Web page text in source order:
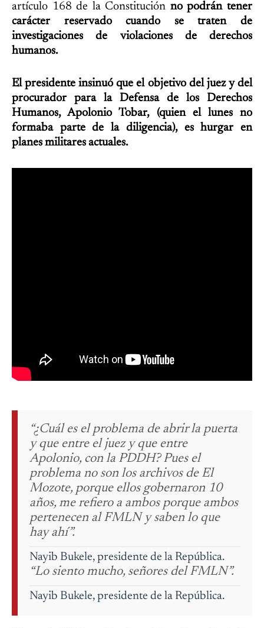
artículo 168 de la Constitución no podrán tener
carácter reservado cuando se traten de
investigaciones de violaciones de derechos
humanos.
El presidente insinuó que el objetivo del juez y del
procurador para la Defensa de los Derechos
Humanos, Apolonio Tobar, (quien el lunes no
formaba parte de la diligencia), es hurgar en
planes militares actuales.
“¿Cuál es el problema de abrir la puerta
y que entre el juez y que entre
Apolonio, con la PDDH? Pues el
problema no son los archivos de El
Mozote, porque ellos gobernaron 10
años, me refiero a ambos porque ambos
pertenecen al FMLN y saben lo que
hay ahí”.
Nayib Bukele, presidente de la República.
“Lo siento mucho, señores del FMLN”.
Nayib Bukele, presidente de la República.